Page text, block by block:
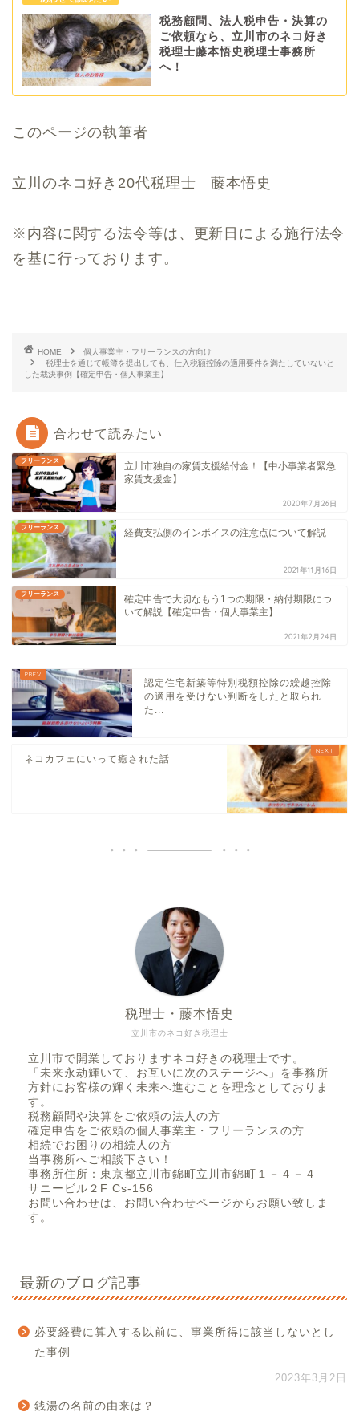
税務顧問、法人税申告・決算の
ご依頼なら、立川市のネコ好き
税理士藤本悟史税理士事務所
へ！
このページの執筆者
立川のネコ好き20代税理士 藤本悟史
※内容に関する法令等は、更新日による施行法令
を基に行っております。
HOME
個人事業主・フリーランスの方向け
税理士を通じて帳簿を提出しても、仕入税額控除の適用要件を満たしていないと
した裁決事例【確定申告・個人事業主】
合わせて読みたい
フリーランス
立川市独自の家賃支援給付金！【中小事業者緊急
家賃支援金】
2020年7月26日
フリーランス 経費支払側のインボイスの注意点について解説
2021年11月16日
フリーランス
確定申告で大切なもう1つの期限・納付期限につ
いて解説【確定申告・個人事業主】
2021年2月24日
認定住宅新築等特別税額控除の繰越控除
の適用を受けない判断をしたと取られ
た...
ネコカフェにいって癒された話
立川市のネコ好き税理士
税理士・藤本悟史
立川市で開業しておりますネコ好きの税理士です。
「未来永劫輝いて、お互いに次のステージへ」を事務所
方針にお客様の輝く未来へ進むことを理念としておりま
す。
税務顧問や決算をご依頼の法人の方
確定申告をご依頼の個人事業主・フリーランスの方
相続でお困りの相続人の方
当事務所へご相談下さい！
事務所住所：東京都立川市錦町立川市錦町１－４－４
サニービル２F Cs-156
お問い合わせは、お問い合わせページからお願い致しま
す。
最新のブログ記事
必要経費に算入する以前に、事業所得に該当しないとし
た事例
2023年3月2日
銭湯の名前の由来は？